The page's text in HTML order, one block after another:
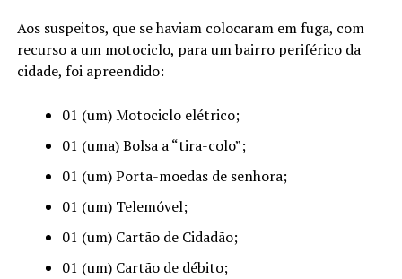
Aos suspeitos, que se haviam colocaram em fuga, com
recurso a um motociclo, para um bairro periférico da
cidade, foi apreendido:
01 (um) Motociclo elétrico;
01 (uma) Bolsa a “tira-colo”;
01 (um) Porta-moedas de senhora;
01 (um) Telemóvel;
01 (um) Cartão de Cidadão;
01 (um) Cartão de débito;